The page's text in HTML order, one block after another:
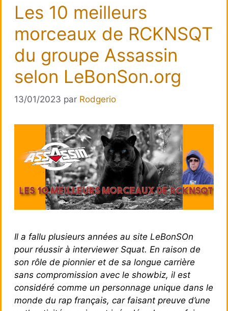
Les 10 meilleurs
morceaux de RCKNSQT
du groupe Assassin
selon LeBonSon.org
13/01/2023 par Rodgerio
Il a fallu plusieurs années au site LeBonSOn
pour réussir à interviewer Squat. En raison de
son rôle de pionnier et de sa longue carrière
sans compromission avec le showbiz, il est
considéré comme un personnage unique dans le
monde du rap français, car faisant preuve d’une